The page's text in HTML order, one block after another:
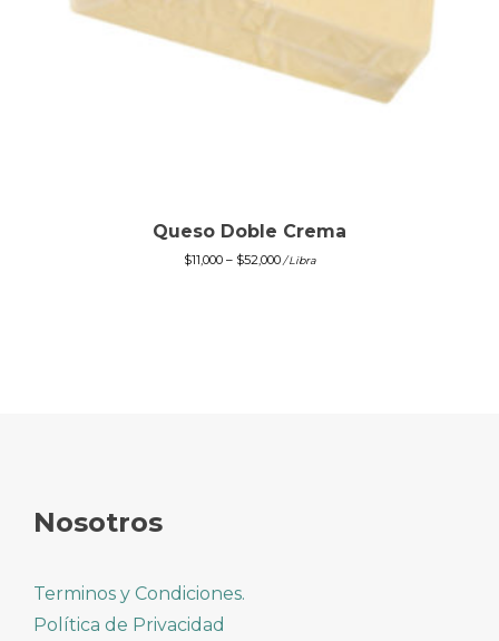
Queso Doble Crema
$11,000– $52,000/ Libra
Nosotros
Terminos y Condiciones.
Política de Privacidad